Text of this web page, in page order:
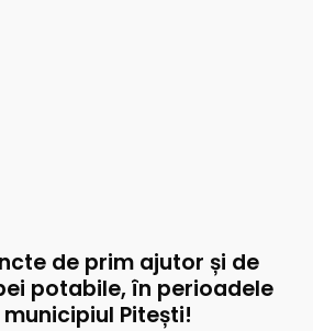
de prim ajutor și de
potabile, în perioadele
Pitești!